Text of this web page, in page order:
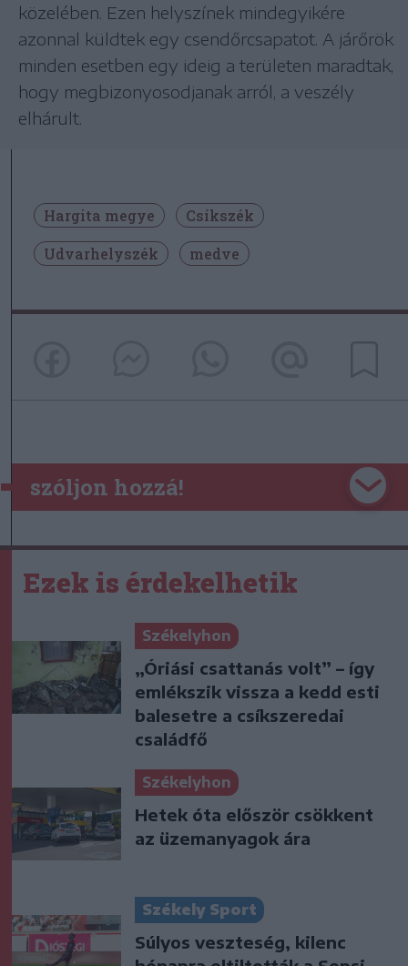
közelében. Ezen helyszínek mindegyikére
azonnal küldtek egy csendőrcsapatot. A járőrök
minden esetben egy ideig a területen maradtak,
hogy megbizonyosodjanak arról, a veszély
elhárult.
Hargita megye
Csíkszék
Udvarhelyszék
medve
szóljon hozzá!
Ezek is érdekelhetik
Székelyhon
„Óriási csattanás volt” – így
emlékszik vissza a kedd esti
balesetre a csíkszeredai
családfő
Székelyhon
Hetek óta először csökkent
az üzemanyagok ára
Székely Sport
Súlyos veszteség, kilenc